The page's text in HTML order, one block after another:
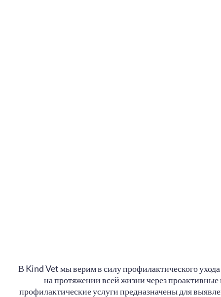
В Kind Vet мы верим в силу профилактического
на протяжении всей жизни через
профилактические услуги предназначены для